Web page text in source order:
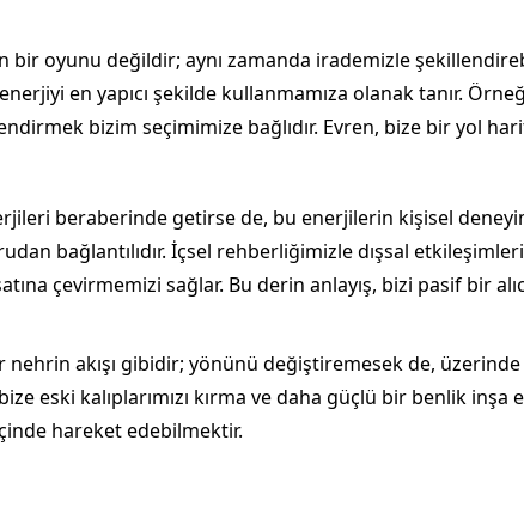
oyunu değildir; aynı zamanda irademizle
en yapıcı şekilde kullanmamıza olanak tanır.
bizim seçimimize bağlıdır. Evren, bize bir yol
beraberinde getirse de, bu enerjilerin kişisel
bağlantılıdır. İçsel rehberliğimizle dışsal
çevirmemizi sağlar. Bu derin anlayış, bizi pasif bir
akışı gibidir; yönünü değiştiremesek de,
eski kalıplarımızı kırma ve daha güçlü bir benlik
hareket edebilmektir.